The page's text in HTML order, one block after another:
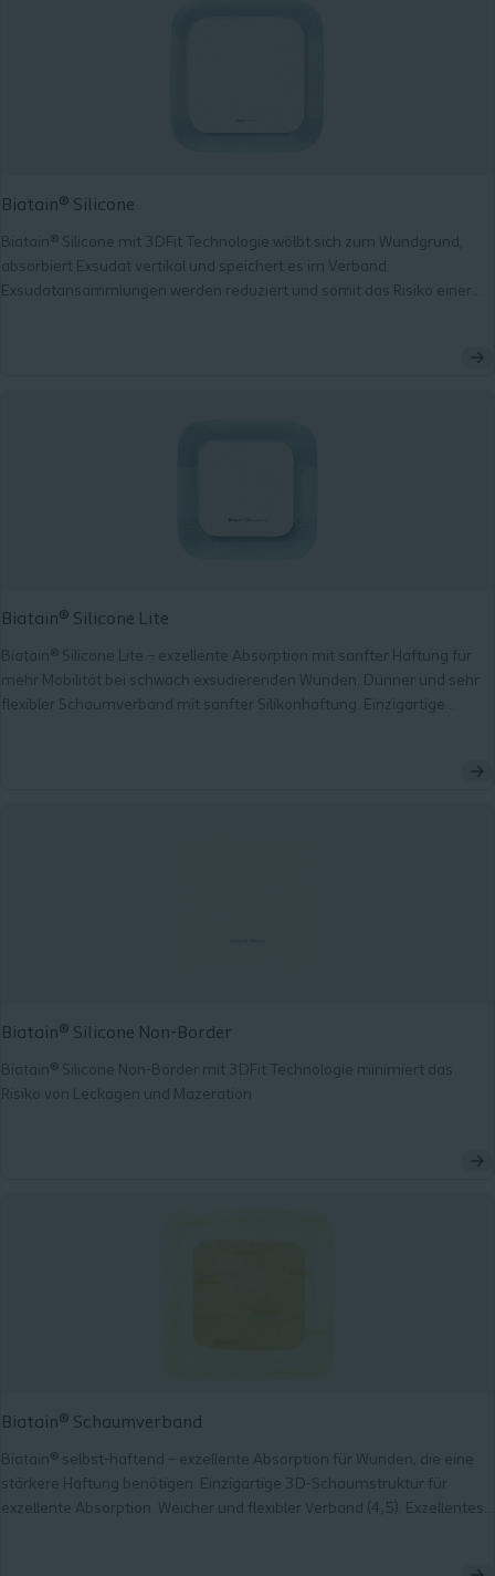
Biatain® Silicone
Biatain® Silicone mit 3DFit Technologie wölbt sich zum Wundgrund,
absorbiert Exsudat vertikal und speichert es im Verband.
Exsudatansammlungen werden reduziert und somit das Risiko einer
Biatain® Silicone Lite
Biatain® Silicone Lite – exzellente Absorption mit sanfter Haftung für
mehr Mobilität bei schwach exsudierenden Wunden. Dünner und sehr
flexibler Schaumverband mit sanfter Silikonhaftung. Einzigartige
Biatain® Silicone Non-Border
Biatain® Silicone Non-Border mit 3DFit Technologie minimiert das
Risiko von Leckagen und Mazeration
Biatain® Schaumverband
Biatain® selbst-haftend – exzellente Absorption für Wunden, die eine
stärkere Haftung benötigen. Einzigartige 3D-Schaumstruktur für
exzellente Absorption. Weicher und flexibler Verband (4,5). Exzellentes